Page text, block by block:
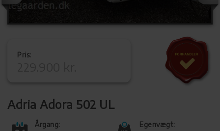
Pris:
Adria Adora 502 UL
Årgang: Egenvægt: